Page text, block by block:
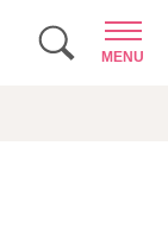
MENU